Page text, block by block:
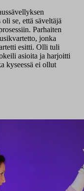
se, että säveltäjä
Parhaiten
jonka
esitti. Olli tuli
asioita ja harjoitti
kyseessä ei ollut